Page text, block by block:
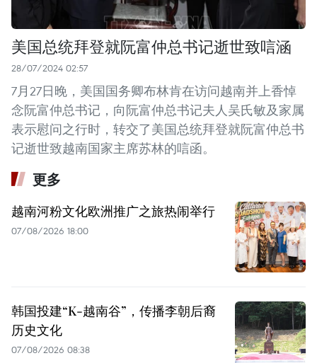
美国总统拜登就阮富仲总书记逝世致唁涵
28/07/2024 02:57
7月27日晚，美国国务卿布林肯在访问越南并上香悼
念阮富仲总书记，向阮富仲总书记夫人吴氏敏及家属
表示慰问之行时，转交了美国总统拜登就阮富仲总书
记逝世致越南国家主席苏林的唁函。
更多
越南河粉文化欧洲推广之旅热闹举行
07/08/2026 18:00
韩国投建“K-越南谷”，传播李朝后裔
历史文化
07/08/2026 08:38